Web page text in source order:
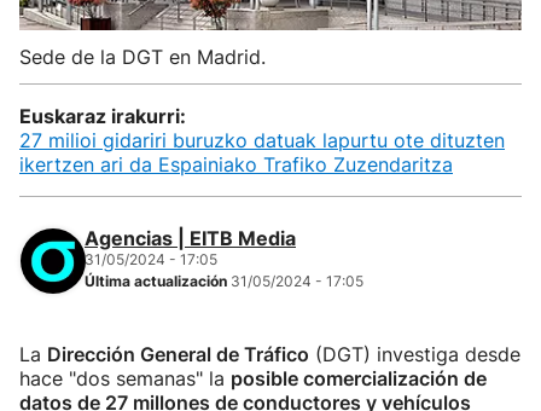
Sede de la DGT en Madrid.
Euskaraz irakurri:
27 milioi gidariri buruzko datuak lapurtu ote dituzten
ikertzen ari da Espainiako Trafiko Zuzendaritza
Agencias | EITB Media
31/05/2024 - 17:05
Última actualización 31/05/2024 - 17:05
La Dirección General de Tráfico (DGT) investiga desde
hace "dos semanas" la posible comercialización de
datos de 27 millones de conductores y vehículos